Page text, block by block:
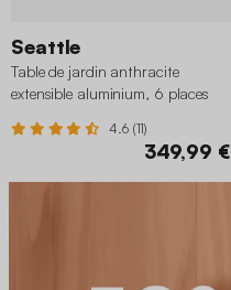
Seattle
Table de jardin anthracite
extensible aluminium, 6 places
4.6 (11)
349,99 €